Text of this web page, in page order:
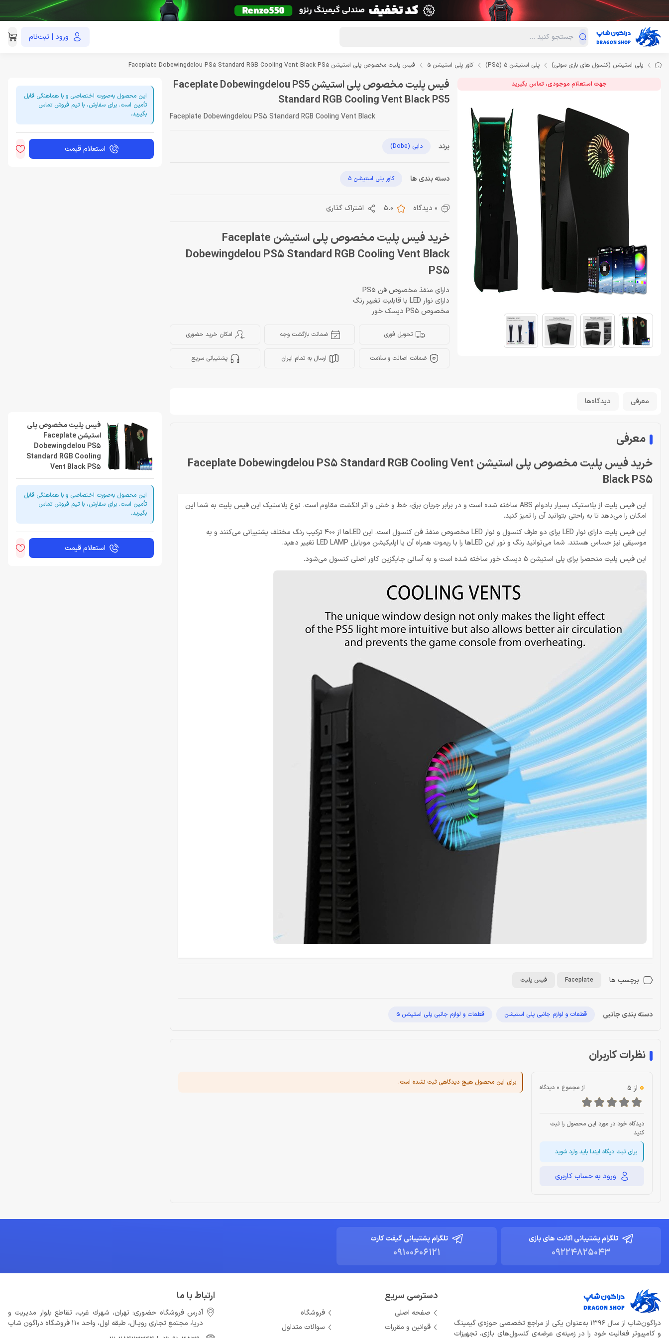
ورود | ثبت‌نام دسته‌بندی محصولات فروش ویژه 021-91035390
پلی استیشن (کنسول های بازی سونی) پلی استیشن 5 (PS5) کاور پلی استیشن 5 فیس پلیت مخصوص پلی استیشن Faceplate Dobewingdelou PS5 Standard RGB Cooling Vent Black PS5
جهت استعلام موجودی، تماس بگیرید
فیس پلیت مخصوص پلی استیشن Faceplate Dobewingdelou PS5
Standard RGB Cooling Vent Black PS5
Faceplate Dobewingdelou PS5 Standard RGB Cooling Vent Black
برند دابی (Dobe)
دسته بندی ها کاور پلی استیشن 5
0 دیدگاه 5.0 اشتراک گذاری
خرید فیس پلیت مخصوص پلی استیشن Faceplate
Dobewingdelou PS5 Standard RGB Cooling Vent Black
PS5
دارای منفذ مخصوص فن PS5
دارای نوار LED با قابلیت تغییر رنگ
مخصوص PS5 دیسک خور
تحویل فوری ضمانت بازگشت وجه امکان خرید حضوری
ضمانت اصالت و سلامت ارسال به تمام ایران پشتیبانی سریع
این محصول به‌صورت اختصاصی و با هماهنگی قابل
تأمین است. برای سفارش، با تیم فروش تماس
بگیرید.
استعلام قیمت
معرفی دیدگاه‌ها
معرفی
خرید فیس پلیت مخصوص پلی استیشن Faceplate Dobewingdelou PS5 Standard RGB Cooling Vent
Black PS5
این فیس پلیت از پلاستیک بسیار بادوام ABS ساخته شده است و در برابر جریان برق، خط و خش و اثر انگشت مقاوم است. نوع پلاستیک این فیس پلیت به شما این
امکان را می‌دهد تا به راحتی بتوانید آن را تمیز کنید.
این فیس پلیت دارای نوار LED برای دو طرف کنسول و نوار LED مخصوص منفذ فن کنسول است. این LEDها از 400 ترکیب رنگ مختلف پشتیبانی می‌کنند و به
موسیقی نیز حساس هستند. شما می‌توانید رنگ و نور این LEDها را با ریموت همراه آن یا اپلیکیشن موبایل LED LAMP تغییر دهید.
این فیس پلیت منحصرا برای پلی استیشن 5 دیسک خور ساخته شده است و به آسانی جایگزین کاور اصلی کنسول می‌شود.
برچسب ها Faceplate فیس پلیت
دسته بندی جانبی قطعات و لوازم جانبی پلی استیشن قطعات و لوازم جانبی پلی استیشن 5
نظرات کاربران
0 از 5 از مجموع 0 دیدگاه
دیدگاه خود در مورد این محصول را ثبت
کنید
برای ثبت دیگاه ایندا باید وارد شوید
ورود به حساب کاربری
برای این محصول هیچ دیدگاهی ثبت نشده است.
فیس پلیت مخصوص پلی
استیشن Faceplate
Dobewingdelou PS5
Standard RGB Cooling
Vent Black PS5
این محصول به‌صورت اختصاصی و با هماهنگی قابل
تأمین است. برای سفارش، با تیم فروش تماس
بگیرید.
استعلام قیمت
تلگرام پشتیبانی اکانت های بازی
09224825043
تلگرام پشتیبانی گیفت کارت
09100606121
دراگون‌شاپ از سال 1396 به‌عنوان یکی از مراجع تخصصی حوزه‌ی گیمینگ
و کامپیوتر فعالیت خود را در زمینه‌ی عرضه‌ی کنسول‌های بازی، تجهیزات
دسترسی سریع
صفحه اصلی
فروشگاه
قوانین و مقررات
سوالات متداول
ارتباط با ما
آدرس فروشگاه حضوری: تهران، شهرك غرب، تقاطع بلوار مدیریت و
دريا، مجتمع تجارى رويـال، طبقه اول، واحد 110 فروشگاه دراگون شاپ